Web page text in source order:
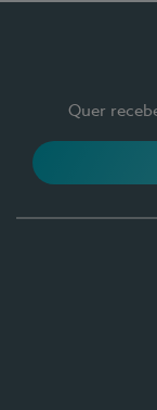
Quer